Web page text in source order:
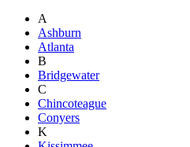
A
Ashburn
Atlanta
B
Bridgewater
C
Chincoteague
Conyers
K